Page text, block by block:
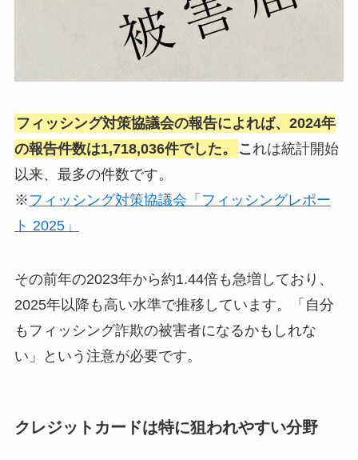
フィッシング対策協議会の報告によれば、2024年
の報告件数は1,718,036件でした。
こ れは統計開始
以来、最多の件数です。
※ フィッシング対策協議会「フィッシングレポー
ト 2025」
その前年の2023年から約1.44倍も急増しており、
2025年以降も高い水準で推移しています。「自分
もフィッシング詐欺の被害者になるかもしれな
い」という注意が必要です。
クレジットカードは特に狙われやすい分野